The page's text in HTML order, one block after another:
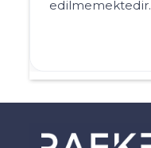
edilmemektedir.